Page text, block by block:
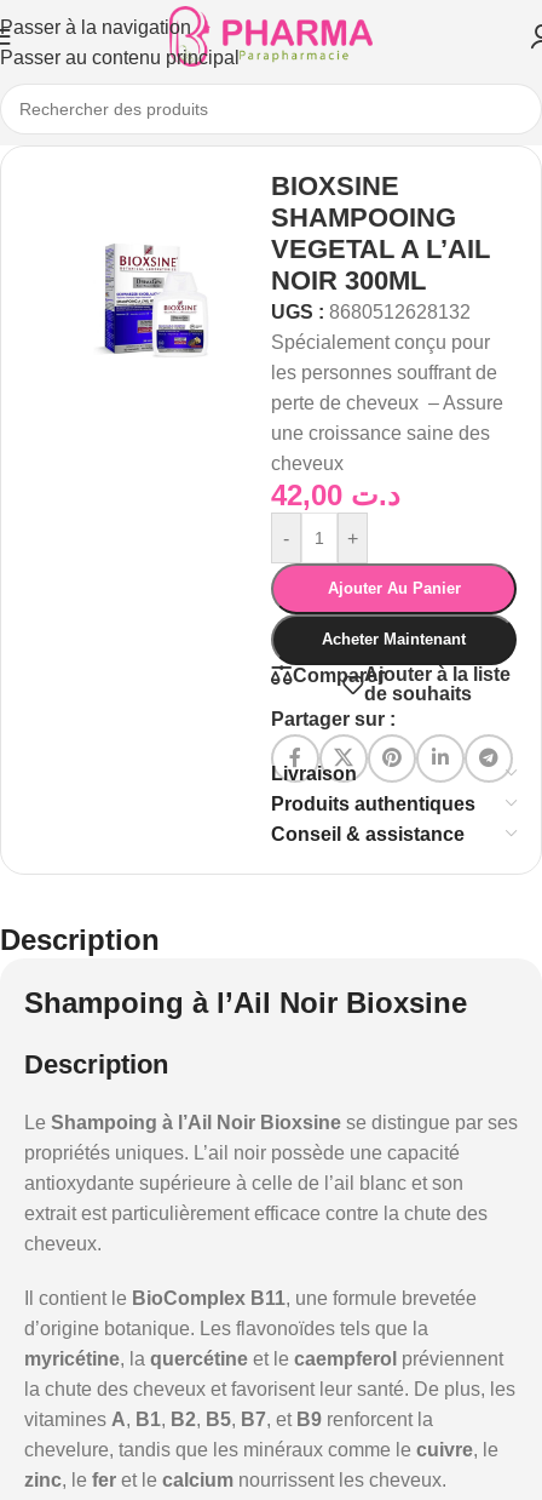
Passer à la navigation
Passer au contenu principal
BIOXSINE
SHAMPOOING
VEGETAL A L’AIL
NOIR 300ML
UGS : 8680512628132
Spécialement conçu pour
les personnes souffrant de
perte de cheveux – Assure
une croissance saine des
cheveux
د.ت
- +
Ajouter Au Panier
Acheter Maintenant
ComparerAjouter à la liste
de souhaits
Partager sur :
Livraison
Produits authentiques
Conseil & assistance
Description
Shampoing à l’Ail Noir Bioxsine
Description
Le Shampoing à l’Ail Noir Bioxsine se distingue par ses
propriétés uniques. L’ail noir possède une capacité
antioxydante supérieure à celle de l’ail blanc et son
extrait est particulièrement efficace contre la chute des
cheveux.
Il contient le BioComplex B11, une formule brevetée
d’origine botanique. Les flavonoïdes tels que la
myricétine, la quercétine et le caempferol préviennent
la chute des cheveux et favorisent leur santé. De plus, les
vitamines A, B1, B2, B5, B7, et B9 renforcent la
chevelure, tandis que les minéraux comme le cuivre, le
zinc, le fer et le calcium nourrissent les cheveux.